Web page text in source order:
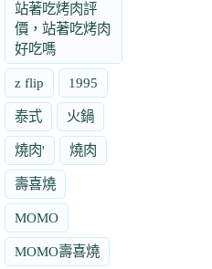
站著吃烤肉評
價，站著吃烤肉
好吃嗎
z flip 1995
泰式 火鍋
燒肉' 燒肉
壽喜燒
MOMO
MOMO壽喜燒